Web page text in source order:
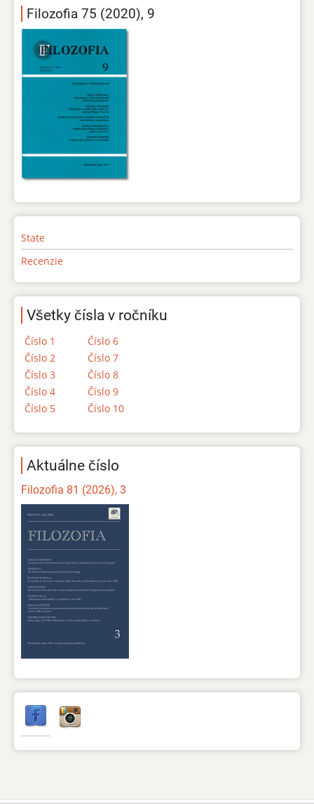
Filozofia 75 (2020), 9
State
Recenzie
Všetky čísla v ročníku
Číslo 1
Číslo 2
Číslo 3
Číslo 4
Číslo 5
Číslo 6
Číslo 7
Číslo 8
Číslo 9
Číslo 10
Aktuálne číslo
Filozofia 81 (2026), 3